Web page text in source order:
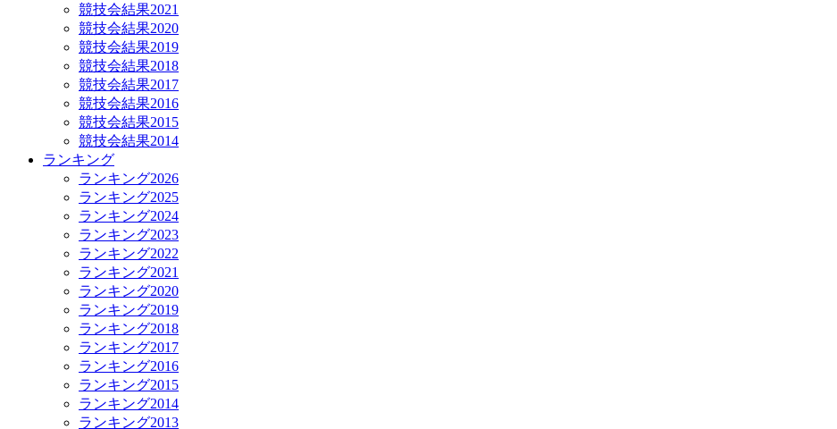
競技会結果2021
競技会結果2020
競技会結果2019
競技会結果2018
競技会結果2017
競技会結果2016
競技会結果2015
競技会結果2014
ランキング
ランキング2026
ランキング2025
ランキング2024
ランキング2023
ランキング2022
ランキング2021
ランキング2020
ランキング2019
ランキング2018
ランキング2017
ランキング2016
ランキング2015
ランキング2014
ランキング2013